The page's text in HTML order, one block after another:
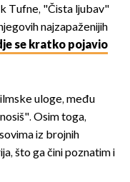
Tufne, "Čista ljubav"
najzapaženijih
se kratko pojavio
uloge, među
Osim toga,
iz brojnih
što ga čini poznatim i